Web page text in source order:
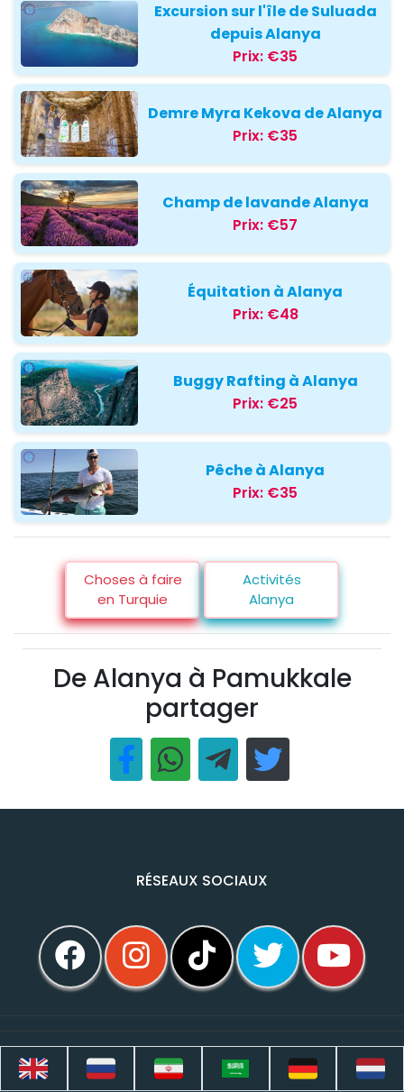
Excursion sur l'île de Suluada
depuis Alanya
Prix: €35
Demre Myra Kekova de Alanya
Prix: €35
Champ de lavande Alanya
Prix: €57
Équitation à Alanya
Prix: €48
Buggy Rafting à Alanya
Prix: €25
Pêche à Alanya
Prix: €35
Choses à faire
en Turquie
Activités
Alanya
De Alanya à Pamukkale
partager
RÉSEAUX SOCIAUX